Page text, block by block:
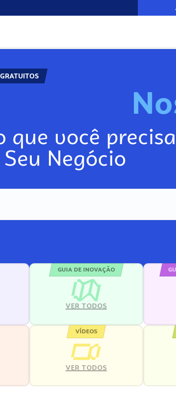
No
que você precisa
Negócio
GUIA DE INOVAÇÃO
VER TODOS
VÍDEOS
VER TODOS